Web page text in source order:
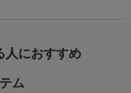
人におすすめ
ム